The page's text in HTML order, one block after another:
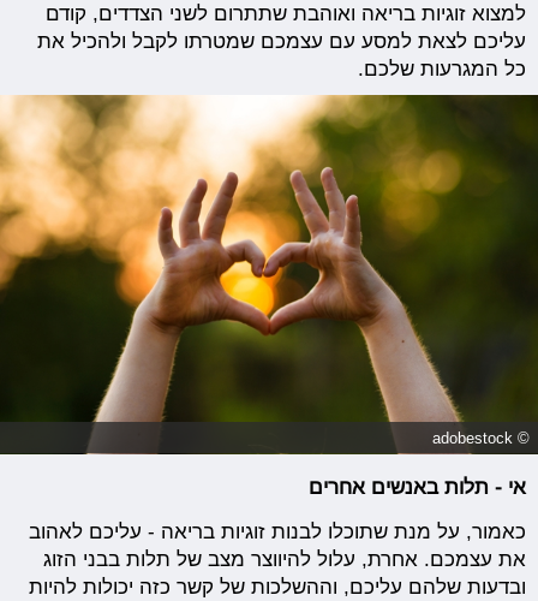
למצוא זוגיות בריאה ואוהבת שתתרום לשני הצדדים, קודם
עליכם לצאת למסע עם עצמכם שמטרתו לקבל ולהכיל את
כל המגרעות שלכם.
© adobestock
אי - תלות באנשים אחרים
כאמור, על מנת שתוכלו לבנות זוגיות בריאה - עליכם לאהוב
את עצמכם. אחרת, עלול להיווצר מצב של תלות בבני הזוג
ובדעות שלהם עליכם, וההשלכות של קשר כזה יכולות להיות